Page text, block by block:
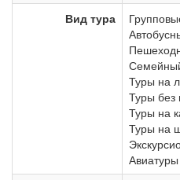
Вид тура
Туры на
Туры без
Туры на
Туры на
Авиатуры